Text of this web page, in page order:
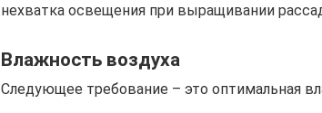
нехватка освещения при выращивании
Влажность воздуха
Следующее требование – это оптимальная